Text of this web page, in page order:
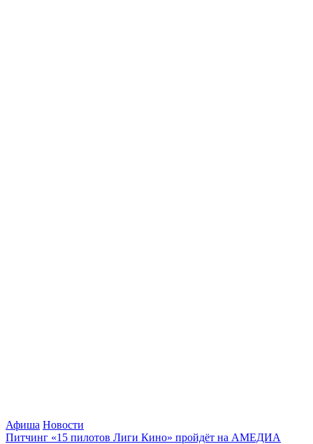
Афиша Новости
Питчинг «15 пилотов Лиги Кино» пройдёт на АМЕДИА